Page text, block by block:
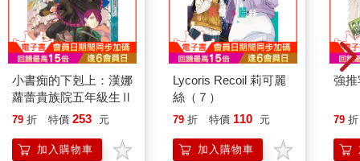
小書痴的下剋上：漢娜
蘿蕾貴族院五年級生Ⅱ
79 折 特價 253 元
加入購物車
Lycoris Recoil 莉可麗
絲（７）
79 折 特價 110 元
加入購物車
強
79 折